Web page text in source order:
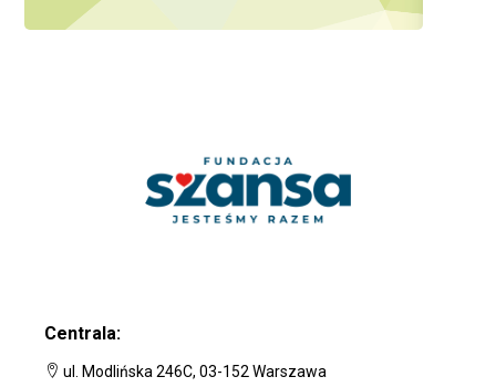
Centrala:
ul. Modlińska 246C, 03-152 Warszawa